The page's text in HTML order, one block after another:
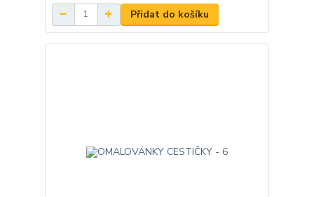
Přidat do košíku